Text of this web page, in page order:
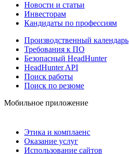
Новости и статьи
Инвесторам
Кандидаты по профессиям
Производственный календарь
Требования к ПО
Безопасный HeadHunter
HeadHunter API
Поиск работы
Поиск по резюме
Мобильное приложение
Этика и комплаенс
Оказание услуг
Использование сайтов